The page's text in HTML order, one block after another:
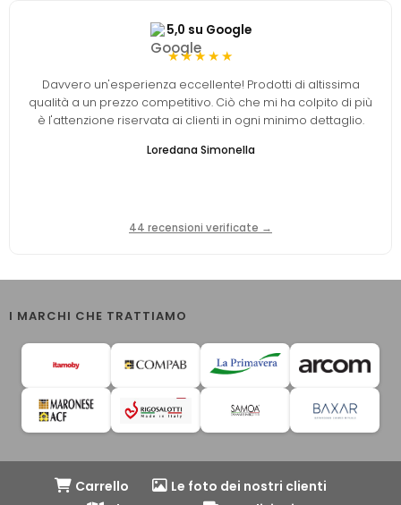
5,0 su Google
★★★★★
Davvero un'esperienza eccellente! Prodotti di altissima
qualità a un prezzo competitivo. Ciò che mi ha colpito di più
è l'attenzione riservata ai clienti in ogni minimo dettaglio.
Loredana Simonella
44 recensioni verificate →
I MARCHI CHE TRATTIAMO
Carrello
Le foto dei nostri clienti